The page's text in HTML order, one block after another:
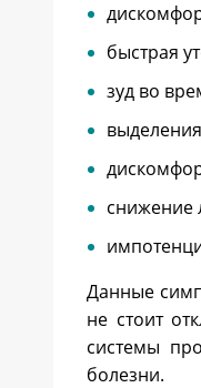
быстрая
зуд во
снижение
Данные
не стоит
системы
болезни.